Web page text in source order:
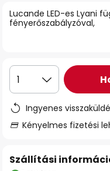
Lucande LED-es Lyani
fényerőszabályzóval,
1
Ingyenes
Kényelmes fizetési
Szállítási